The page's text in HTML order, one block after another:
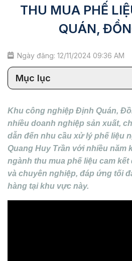
THU MUA PHẾ
QUÁN,
Ngày đăng: 12/11/2024 09:36 AM
Mục lục
Khu công nghiệp Định Quán,
nhiều doanh nghiệp sản xuất,
dẫn đến nhu cầu xử lý phế liệu
Quang Huy Trần với nhiều năm
ngành thu mua phế liệu cam
và chuyên nghiệp, đáp ứng tối
hàng tại khu vực này.